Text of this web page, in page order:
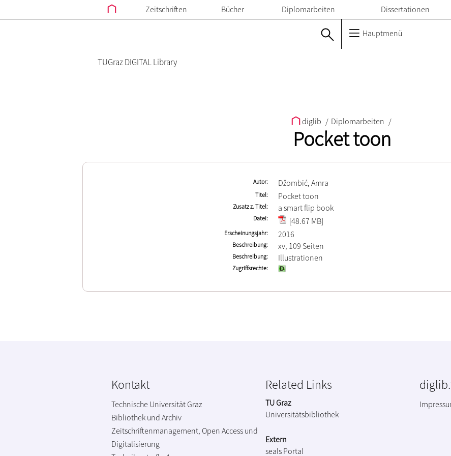
Zeitschriften Bücher Diplomarbeiten Dissertationen
Hauptmenü
TUGraz DIGITAL Library
diglib / Diplomarbeiten /
Pocket toon
Autor Džombić, Amra
Titel Pocket toon
Zusatz z. Titel a smart flip book
Datei [48.67 MB]
Erscheinungsjahr 2016
Beschreibung xv, 109 Seiten
Beschreibung Illustrationen
Zugriffsrechte
Kontakt
Technische Universität Graz
Bibliothek und Archiv
Zeitschriftenmanagement, Open Access und
Digitalisierung
Related Links
TU Graz
Universitätsbibliothek
Extern
seals Portal